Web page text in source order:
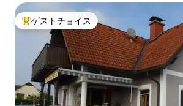
大好評のゲストチョイスです。
ゲストチョイス